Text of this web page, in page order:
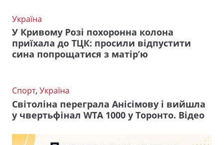
Україна
У Кривому Розі похоронна колона
приїхала до ТЦК: просили відпустити
сина попрощатися з матір’ю
Спорт, Україна
Світоліна переграла Анісімову і вийшла
у чвертьфінал WTA 1000 у Торонто. Відео